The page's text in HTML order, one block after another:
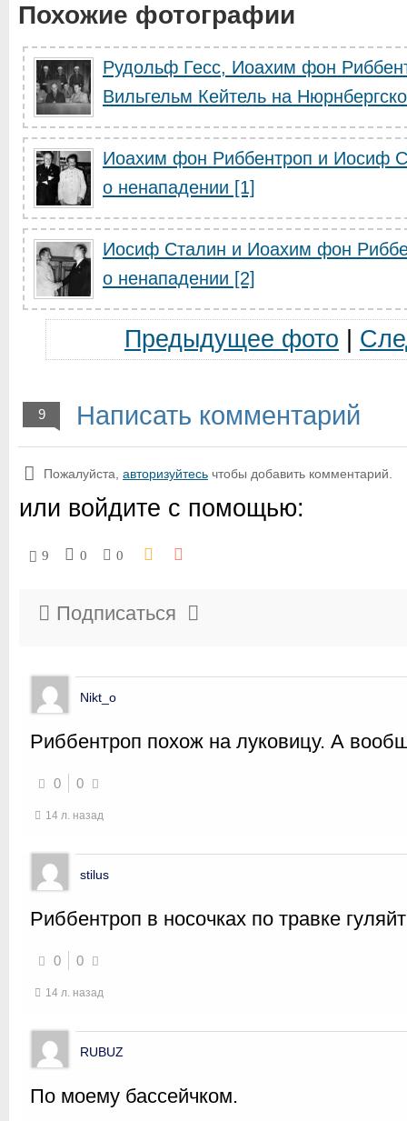
Похожие фотографии
Рудольф Гесс, Иоахим фон
Вильгельм Кейтель на
Иоахим фон Риббентроп и Иосиф
о ненападении [1]
Иосиф Сталин и Иоахим фон
о ненападении [2]
Предыдущее фото
9 Написать комментарий
Пожалуйста, авторизуйтесь чтобы добавить комментарий.
или войдите с помощью:
9 0 0
Подписаться
Nikt_o
Риббентроп похож на луковицу. А
0 0
14 л. назад
stilus
Риббентроп в носочках по травке
0 0
14 л. назад
RUBUZ
По моему бассейчком.